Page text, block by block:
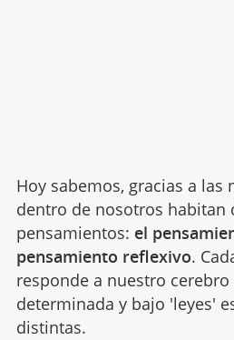
Hoy sabemos, gracias a las
dentro de nosotros habitan
pensamientos: el
pensamiento reflexivo.
responde a nuestro
determinada y bajo 'leyes'
distintas.